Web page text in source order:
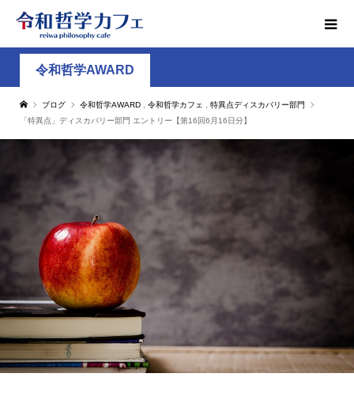
令和哲学AWARD
ブログ 令和哲学AWARD 令和哲学カフェ
特異点ディスカバリー部門
「特異点」ディスカバリー部門 エントリー【第16回6月16日分】